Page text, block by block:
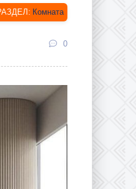
Комната
0